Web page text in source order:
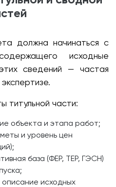
должна начинаться с
исходные
сведений — частая
титульной части:
объекта и этапа работ;
и уровень цен
база (ФЕР, ТЕР, ГЭСН)
исходных